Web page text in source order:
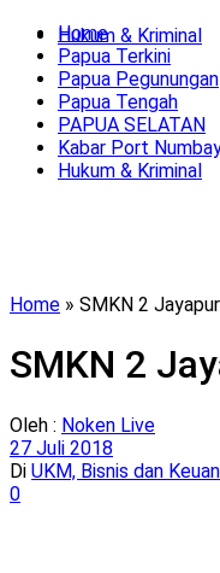
Hukum & Kriminal
Home
Papua Terkini
Papua Pegunungan
Papua Tengah
PAPUA SELATAN
Kabar Port
Hukum & Kriminal
Home » SMKN 2
SMKN 2
Oleh : Noken Live
27 Juli 2018
Di UKM, Bisnis dan
0